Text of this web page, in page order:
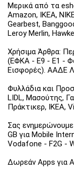
Μερικά από τα
Amazon, IKEA,
Gearbest,
Leroy Merlin,
Χρήσιμα Άρθρα:
(ΕΦΚΑ - Ε9 - Ε1 -
Εισφορές). ΑΑΔΕ
Φυλλάδια και
LIDL, Μασούτης,
Πράκτικερ, ΙΚΕΑ,
Σας
GB για Mobile
Vodafone - F2G -
Δωρεάν Apps για